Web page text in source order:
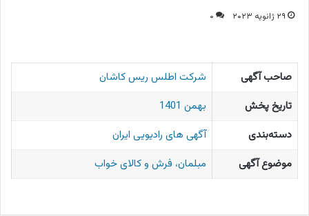
۲۹ ژانویه ۲۰۲۳ ۰
صاحب آگهی
شرکت اطلس ریس کاشان
تاریخ پخش
بهمن 1401
دسته‌بندی
آگهی های رادیویی ایران
موضوع آگهی
مبلمان، فرش و کالای خواب